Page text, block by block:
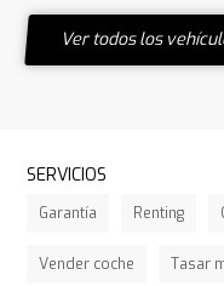
Ver todos los
SERVICIOS
Garantía Renting
Vender coche Tasar